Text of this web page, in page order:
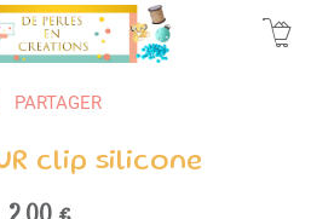
PARTAGER
clip silicone